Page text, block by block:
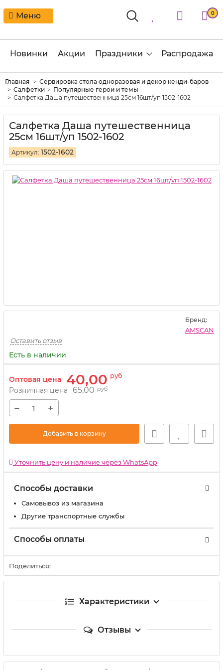
Меню 0
Новинки Акции Праздники Распродажа
Главная
Сервировка стола одноразовая и декор кенди-баров
Салфетки
Популярные герои и темы
Салфетка Даша путешественница 25см 16шт/уп 1502-1602
Салфетка Даша путешественница
25см 16шт/уп 1502-1602
Артикул: 1502-1602
Бренд:
AMSCAN
Оставить отзыв
Есть в наличии
Оптовая цена 40,00 руб
Розничная цена 65,00 руб
− +
Добавить в корзину
Уточнить цену и наличие через WhatsApp
Способы доставки
Самовывоз из магазина
Другие транспортные службы
Способы оплаты
Поделиться:
Характеристики
Отзывы